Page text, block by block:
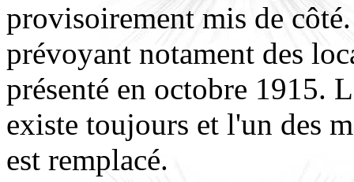
provisoirement mis de
prévoyant notament des
présenté en octobre 1915.
existe toujours et l'un des
est remplacé.